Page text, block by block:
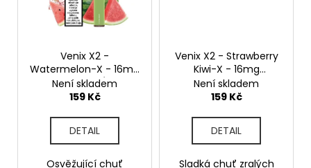
Venix X2 -
Watermelon-X - 16mg
Watermelon (Vocní
meloun)
Není skladem
159 Kč
DETAIL
Osvěžující chuť
Venix X2 - Strawberry
Kiwi-X - 16mg
Strawberry Kiwi
(Jahoda, Kiwi)
Není skladem
159 Kč
DETAIL
Sladká chuť zralých